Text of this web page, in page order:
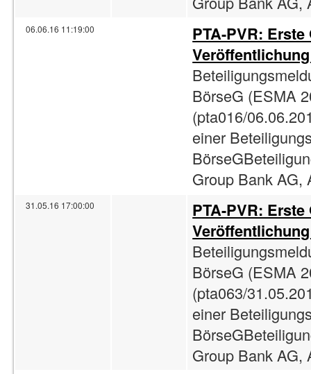
06.06.16 11:19:00
PTA-PVR:
BörseG (ESMA
(pta016/
einer
Group Bank AG,
31.05.16 17:00:00
PTA-PVR:
BörseG (ESMA
(pta063/
einer
Group Bank AG,